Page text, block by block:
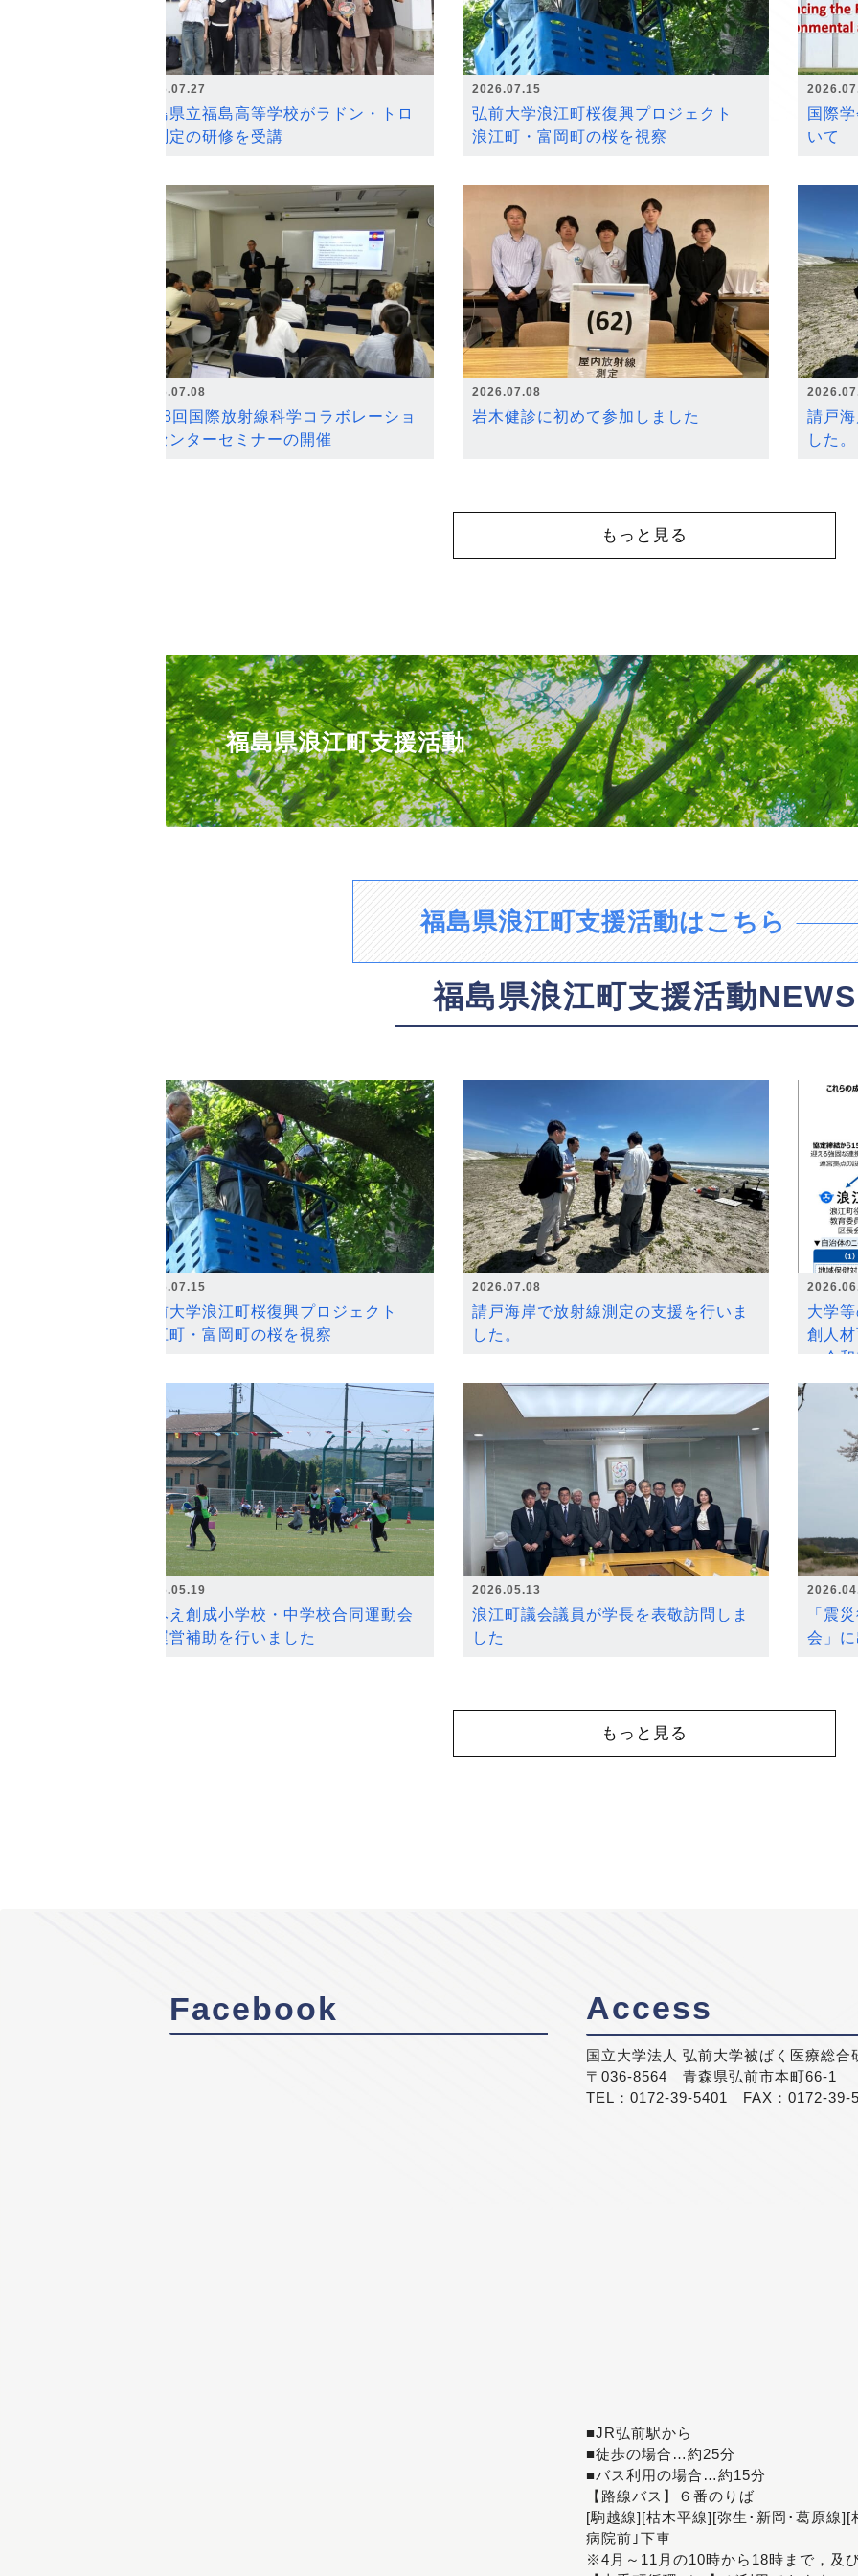
2026.07.27
福島県立福島高等学校がラドン・トロ
ン測定の研修を受講
2026.07.15
弘前大学浪江町桜復興プロジェクト
浪江町・富岡町の桜を視察
国際
いて
2026.07.08
第18回国際放射線科学コラボレーショ
ンセンターセミナーの開催
2026.07.08
岩木健診に初めて参加しました
請戸
した。
もっと見る
福島県浪江町支援活動
福島県浪江町支援活動はこちら
福島県浪江町支援活動NEWS
2026.07.15
弘前大学浪江町桜復興プロジェクト
浪江町・富岡町の桜を視察
2026.07.08
請戸海岸で放射線測定の支援を行いま
した。
大学
創人
～令
2026.05.19
なみえ創成小学校・中学校合同運動会
の運営補助を行いました
2026.05.13
浪江町議会議員が学長を表敬訪問しま
した
「震
会」
もっと見る
Facebook Access
国立大学法人 弘前大学被ばく医療総合
〒036-8564 青森県弘前市本町66-1
TEL：0172-39-5401 FAX：0172-39-
■JR弘前駅から
■徒歩の場合…約25分
■バス利用の場合…約15分
【路線バス】６番のりば
[駒越線][枯木平線][弥生･新岡･葛原線
病院前｣下車
※4月～11月の10時から18時まで，及